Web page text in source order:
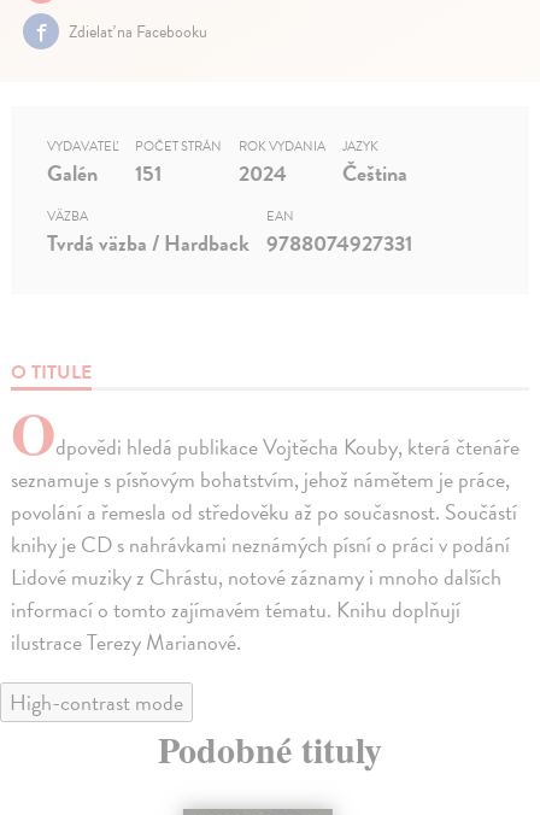
Zdielať na Facebooku
O TITULE
Odpovědi hledá publikace Vojtěcha Kouby, která čtenáře
seznamuje s písňovým bohatstvím, jehož námětem je práce,
povolání a řemesla od středověku až po současnost. Součástí
knihy je CD s nahrávkami neznámých písní o práci v podání
Lidové muziky z Chrástu, notové záznamy i mnoho dalších
informací o tomto zajímavém tématu. Knihu doplňují
ilustrace Terezy Marianové.
VYDAVATEĽ
Galén
POČET STRÁN
151
ROK VYDANIA
2024
JAZYK
Čeština
VÄZBA
Tvrdá väzba / Hardback
EAN
9788074927331
High-contrast mode
Podobné tituly